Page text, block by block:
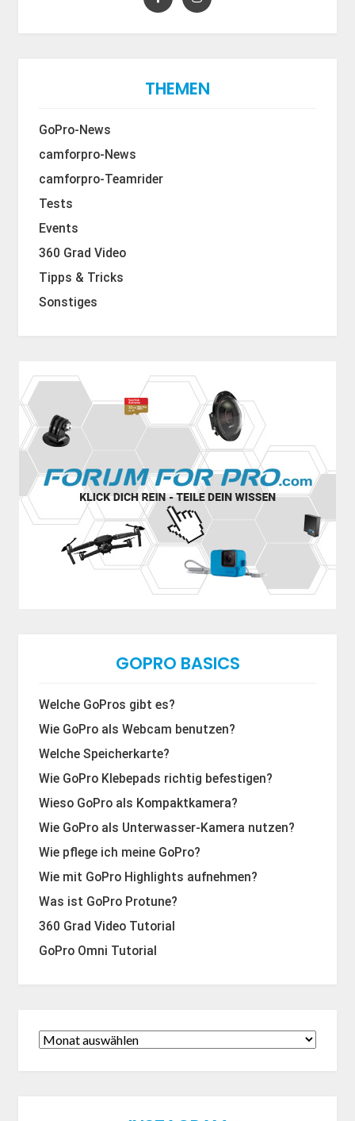
THEMEN
GoPro-News
camforpro-News
camforpro-Teamrider
Tests
Events
360 Grad Video
Tipps & Tricks
Sonstiges
GOPRO BASICS
Welche GoPros gibt es?
Wie GoPro als Webcam benutzen?
Welche Speicherkarte?
Wie GoPro Klebepads richtig befestigen?
Wieso GoPro als Kompaktkamera?
Wie GoPro als Unterwasser-Kamera nutzen?
Wie pflege ich meine GoPro?
Wie mit GoPro Highlights aufnehmen?
Was ist GoPro Protune?
360 Grad Video Tutorial
GoPro Omni Tutorial